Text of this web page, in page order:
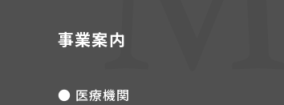
事業案内
● 医療機関